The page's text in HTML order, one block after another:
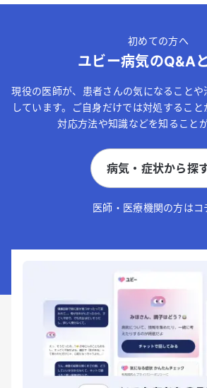
初めての方へ
ユビー病気のQ&A
現役の医師が、患者さんの気になること
しています。ご自身だけでは対処するこ
対応方法や知識などを知ること
病気・症状から探
医師・医療機関の方はコ